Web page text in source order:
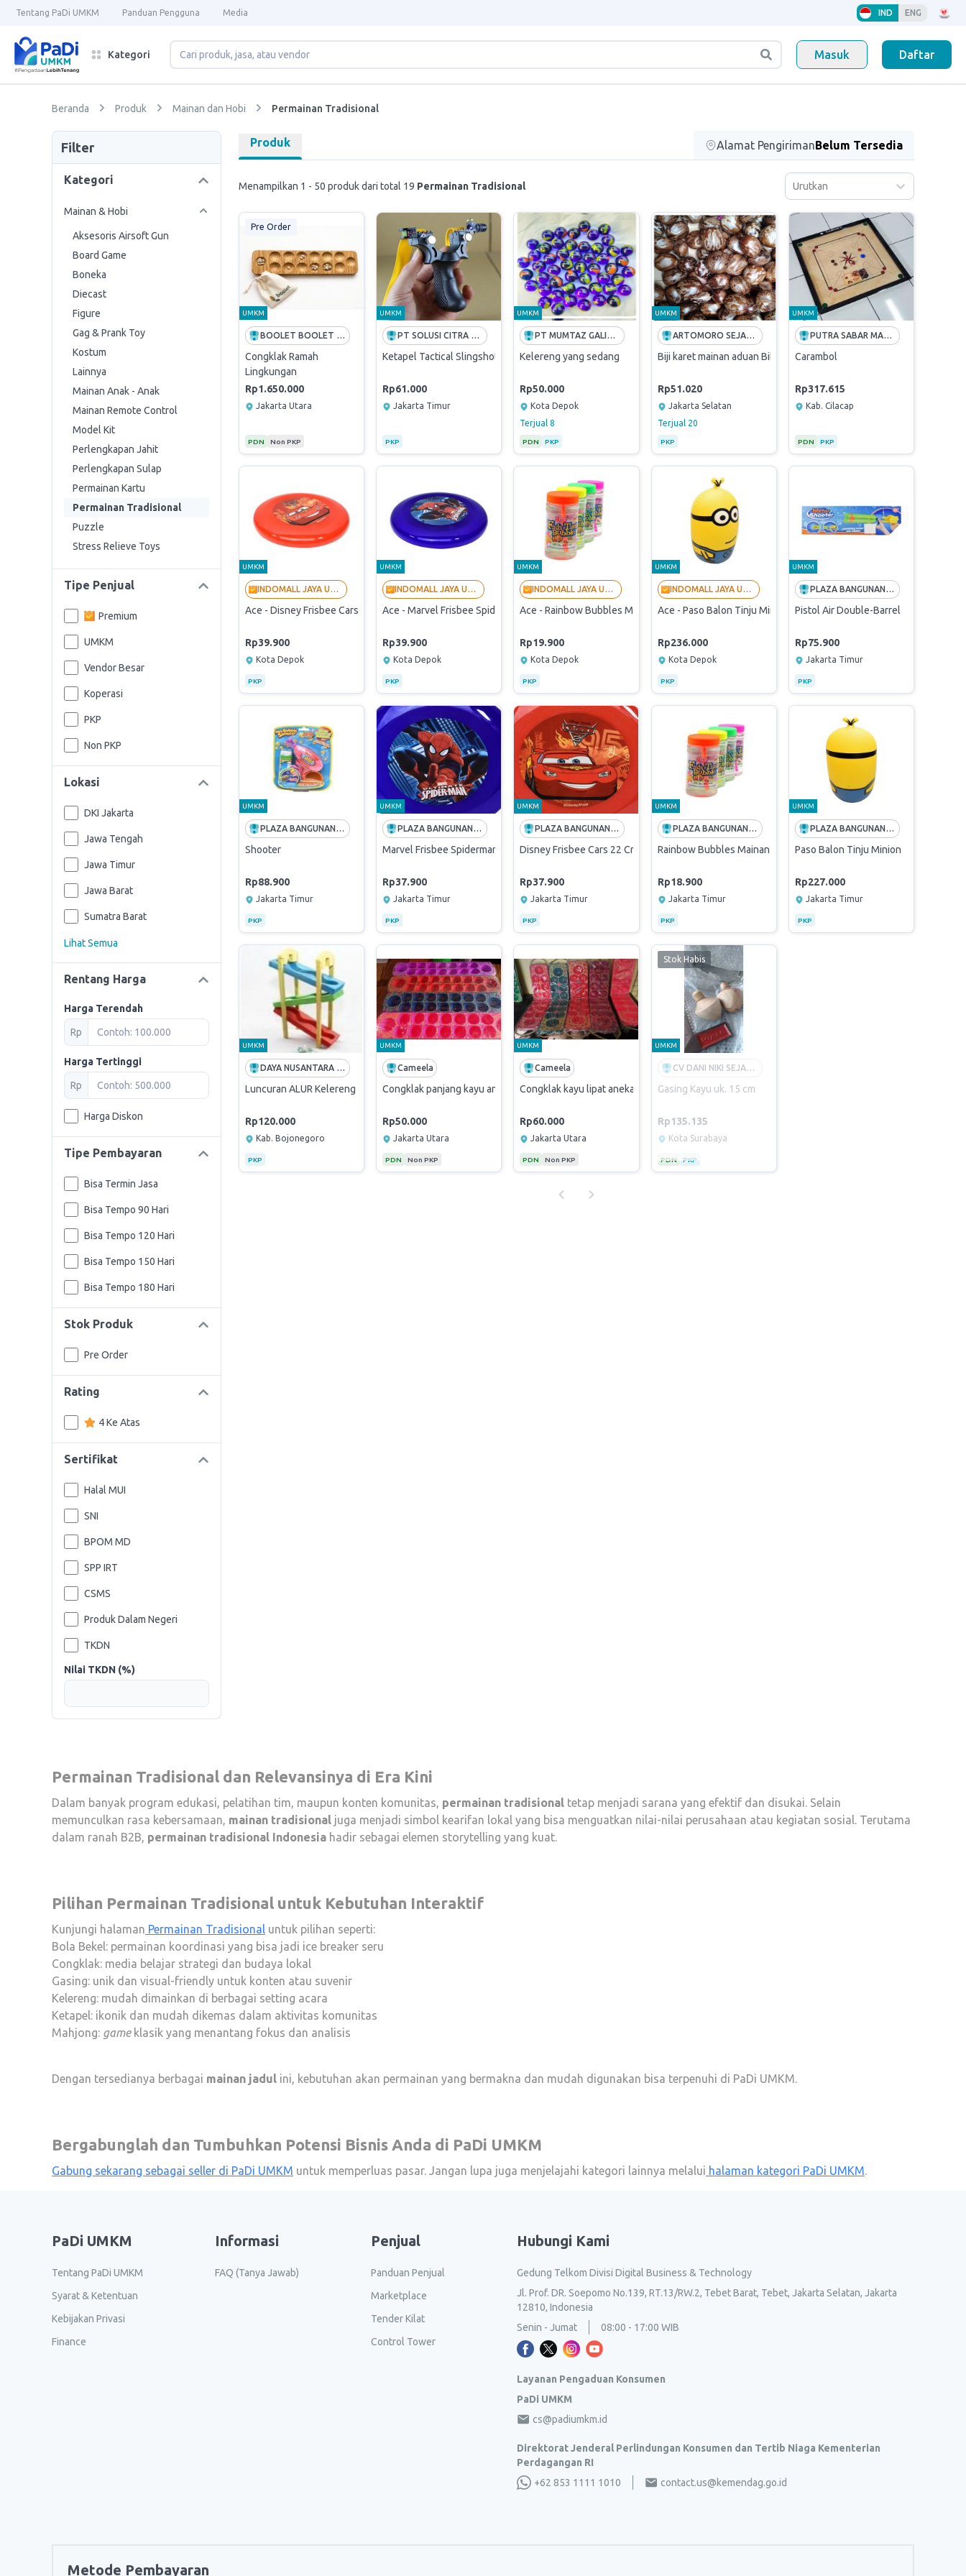
Tentang PaDi UMKM Panduan Pengguna Media IND ENG
Kategori Masuk Daftar
Beranda Produk Mainan dan Hobi Permainan Tradisional
Filter
Kategori
Mainan & Hobi
Aksesoris Airsoft Gun
Board Game
Boneka
Diecast
Figure
Gag & Prank Toy
Kostum
Lainnya
Mainan Anak - Anak
Mainan Remote Control
Model Kit
Perlengkapan Jahit
Perlengkapan Sulap
Permainan Kartu
Permainan Tradisional
Puzzle
Stress Relieve Toys
Tipe Penjual
Premium
UMKM
Vendor Besar
Koperasi
PKP
Non PKP
Lokasi
DKI Jakarta
Jawa Tengah
Jawa Timur
Jawa Barat
Sumatra Barat
Lihat Semua
Rentang Harga
Harga Terendah
Rp
Harga Tertinggi
Rp
Harga Diskon
Tipe Pembayaran
Bisa Termin Jasa
Bisa Tempo 90 Hari
Bisa Tempo 120 Hari
Bisa Tempo 150 Hari
Bisa Tempo 180 Hari
Stok Produk
Pre Order
Rating
4 Ke Atas
Sertifikat
Halal MUI
SNI
BPOM MD
SPP IRT
CSMS
Produk Dalam Negeri
TKDN
Nilai TKDN (%)
Produk Alamat PengirimanBelum Tersedia
Menampilkan 1 - 50 produk dari total 19 Permainan Tradisional Urutkan
Pre Order
UMKM
BOOLET BOOLET INDONESIA
Congklak Ramah
Lingkungan
Rp1.650.000
Jakarta Utara
PDN Non PKP
UMKM
PT SOLUSI CITRA OPPORTUNITY -FREE ONGKIR INDONESIA
Ketapel Tactical Slingshot with Lasser Sight Ketapel Big Power
Rp61.000
Jakarta Timur
PKP
UMKM
PT MUMTAZ GALIH ( Kantor Cabang Jakarta )
Kelereng yang sedang
Rp50.000
Kota Depok
Terjual8
PDN PKP
UMKM
ARTOMORO SEJAHTERA DUTIMA
Biji karet mainan aduan Bibit super harga PER KILO (1 kg)
Rp51.020
Jakarta Selatan
Terjual 20
PKP
UMKM
PUTRA SABAR MANDIRI
Carambol
Rp317.615
Kab. Cilacap
PDN PKP
UMKM
INDOMALL JAYA UTAMA - LANGGANAN BUMN
Ace - Disney Frisbee Cars 22 Cm (Originally Verified Store By PaDi UMKM)
Rp39.900
Kota Depok
PKP
UMKM
INDOMALL JAYA UTAMA - LANGGANAN BUMN
Ace - Marvel Frisbee Spiderman 22 Cm (Originally Verified Store By PaDi UMKM)
Rp39.900
Kota Depok
PKP
UMKM
INDOMALL JAYA UTAMA - LANGGANAN BUMN
Ace - Rainbow Bubbles Mainan Gelembung Fish Tank 88.7 Ml (Originally Verified Store By PaDi
Rp19.900
Kota Depok
PKP
UMKM
INDOMALL JAYA UTAMA - LANGGANAN BUMN
Ace - Paso Balon Tinju Minion (Originally Verified Store By PaDi
Rp236.000
Kota Depok
PKP
UMKM
PLAZA BANGUNAN (PT ANDALAN HIJAU SEMESTA)
Pistol Air Double-Barrel
Rp75.900
Jakarta Timur
PKP
UMKM
PLAZA BANGUNAN (PT ANDALAN HIJAU SEMESTA)
Shooter
Rp88.900
Jakarta Timur
PKP
UMKM
PLAZA BANGUNAN (PT ANDALAN HIJAU SEMESTA)
Marvel Frisbee Spiderman 22 Cm
Rp37.900
Jakarta Timur
PKP
UMKM
PLAZA BANGUNAN (PT ANDALAN HIJAU SEMESTA)
Disney Frisbee Cars 22 Cm
Rp37.900
Jakarta Timur
PKP
UMKM
PLAZA BANGUNAN (PT ANDALAN HIJAU SEMESTA)
Rainbow Bubbles Mainan Gelembung Fish Tank 88.7 Ml
Rp18.900
Jakarta Timur
PKP
UMKM
PLAZA BANGUNAN (PT ANDALAN HIJAU SEMESTA)
Paso Balon Tinju Minion
Rp227.000
Jakarta Timur
PKP
UMKM
DAYA NUSANTARA ADYATAAMA
Luncuran ALUR Kelereng
Rp120.000
Kab. Bojonegoro
PKP
UMKM
Cameela
Congklak panjang kayu aneka warna
Rp50.000
Jakarta Utara
PDN Non PKP
UMKM
Cameela
Congklak kayu lipat aneka warna
Rp60.000
Jakarta Utara
PDN Non PKP
Stok Habis
UMKM
CV DANI NIKI SEJAHTERA INDONESIA
Gasing Kayu uk. 15 cm
Rp135.135
Kota Surabaya
PDN PKP
Permainan Tradisional dan Relevansinya di Era Kini
Dalam banyak program edukasi, pelatihan tim, maupun konten komunitas, permainan tradisional tetap menjadi sarana yang efektif dan disukai. Selain
memunculkan rasa kebersamaan, mainan tradisional juga menjadi simbol kearifan lokal yang bisa menguatkan nilai-nilai perusahaan atau kegiatan sosial. Terutama
dalam ranah B2B, permainan tradisional Indonesia hadir sebagai elemen storytelling yang kuat.
Pilihan Permainan Tradisional untuk Kebutuhan Interaktif
Kunjungi halaman Permainan Tradisional untuk pilihan seperti:
Bola Bekel: permainan koordinasi yang bisa jadi ice breaker seru
Congklak: media belajar strategi dan budaya lokal
Gasing: unik dan visual-friendly untuk konten atau suvenir
Kelereng: mudah dimainkan di berbagai setting acara
Ketapel: ikonik dan mudah dikemas dalam aktivitas komunitas
Mahjong: gameklasik yang menantang fokus dan analisis
Dengan tersedianya berbagai mainan jadul ini, kebutuhan akan permainan yang bermakna dan mudah digunakan bisa terpenuhi di PaDi UMKM.
Bergabunglah dan Tumbuhkan Potensi Bisnis Anda di PaDi UMKM
Gabung sekarang sebagai seller di PaDi UMKM untuk memperluas pasar. Jangan lupa juga menjelajahi kategori lainnya melalui halaman kategori PaDi UMKM.
PaDi UMKM
Tentang PaDi UMKM
Syarat & Ketentuan
Kebijakan Privasi
Finance
Informasi
FAQ (Tanya Jawab)
Penjual
Panduan Penjual
Marketplace
Tender Kilat
Control Tower
Hubungi Kami
Gedung Telkom Divisi Digital Business & Technology
Jl. Prof. DR. Soepomo No.139, RT.13/RW.2, Tebet Barat, Tebet, Jakarta Selatan, Jakarta
12810, Indonesia
Senin - Jumat
08:00 - 17:00 WIB
Layanan Pengaduan Konsumen
PaDi UMKM
cs@padiumkm.id
Direktorat Jenderal Perlindungan Konsumen dan Tertib Niaga Kementerian
Perdagangan RI
+62 853 1111 1010
contact.us@kemendag.go.id
Metode Pembayaran